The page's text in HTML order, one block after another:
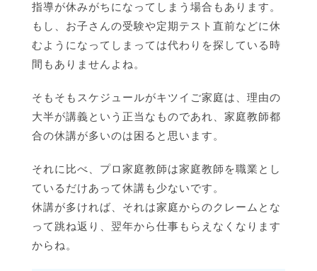
指導が休みがちになってしまう場合もあります。
もし、お子さんの受験や定期テスト直前などに休
むようになってしまっては代わりを探している時
間もありませんよね。
そもそもスケジュールがキツイご家庭は、理由の
大半が講義という正当なものであれ、家庭教師都
合の休講が多いのは困ると思います。
それに比べ、プロ家庭教師は家庭教師を職業とし
ているだけあって休講も少ないです。
休講が多ければ、それは家庭からのクレームとな
って跳ね返り、翌年から仕事もらえなくなります
からね。